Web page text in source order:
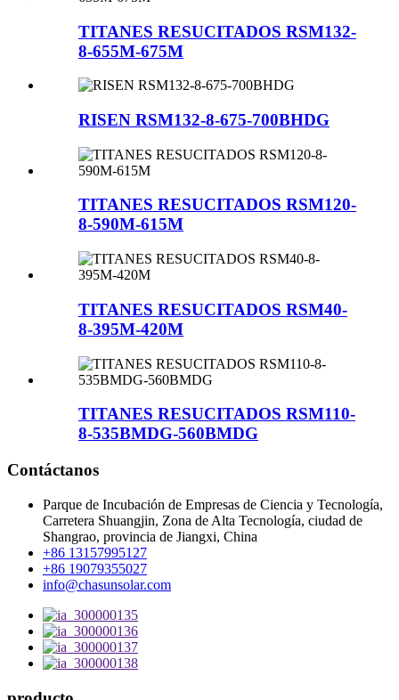
TITANES RESUCITADOS RSM132-
8-655M-675M
RISEN RSM132-8-675-700BHDG
TITANES RESUCITADOS RSM120-
8-590M-615M
TITANES RESUCITADOS RSM40-
8-395M-420M
TITANES RESUCITADOS RSM110-
8-535BMDG-560BMDG
Contáctanos
Parque de Incubación de Empresas de Ciencia y Tecnología,
Carretera Shuangjin, Zona de Alta Tecnología, ciudad de
Shangrao, provincia de Jiangxi, China
+86 13157995127
+86 19079355027
info@chasunsolar.com